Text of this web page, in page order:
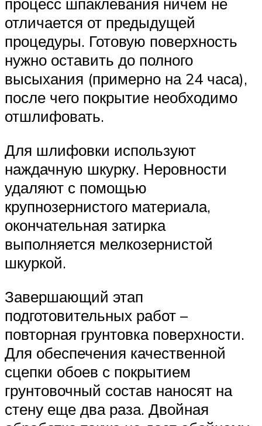
отличается от предыдущей
процедуры. Готовую поверхность
нужно оставить до полного
высыхания (примерно на 24 часа),
после чего покрытие необходимо
отшлифовать.
Для шлифовки используют
наждачную шкурку. Неровности
удаляют с помощью
крупнозернистого материала,
окончательная затирка
выполняется мелкозернистой
шкуркой.
Завершающий этап
подготовительных работ –
повторная грунтовка поверхности.
Для обеспечения качественной
сцепки обоев с покрытием
грунтовочный состав наносят на
стену еще два раза. Двойная